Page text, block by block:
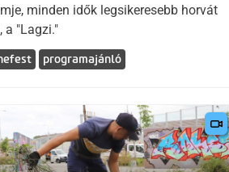
minden idők legsikeresebb horvát
a "Lagzi."
programajánló